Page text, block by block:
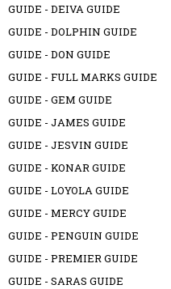
GUIDE - DEIVA GUIDE
GUIDE - DOLPHIN GUIDE
GUIDE - DON GUIDE
GUIDE - FULL MARKS GUIDE
GUIDE - GEM GUIDE
GUIDE - JAMES GUIDE
GUIDE - JESVIN GUIDE
GUIDE - KONAR GUIDE
GUIDE - LOYOLA GUIDE
GUIDE - MERCY GUIDE
GUIDE - PENGUIN GUIDE
GUIDE - PREMIER GUIDE
GUIDE - SARAS GUIDE